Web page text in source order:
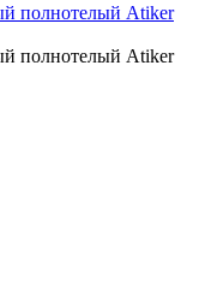
полнотелый Atiker
полнотелый Atiker